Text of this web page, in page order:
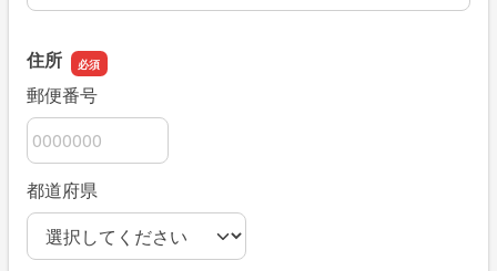
住所
郵便番号
都道府県